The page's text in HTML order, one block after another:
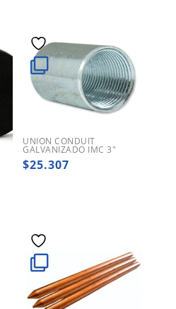
UNION CONDUIT
GALVANIZADO IMC 3″
$25.307